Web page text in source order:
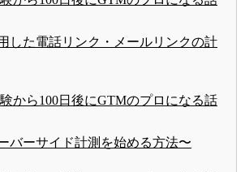
した電話リンク・メールリンクの計
から100日後にGTMのプロになる話
バーサイド計測を始める方法〜